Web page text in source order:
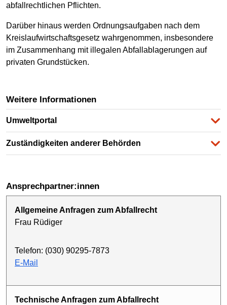
abfallrechtlichen Pflichten.
Darüber hinaus werden Ordnungsaufgaben nach dem
Kreislaufwirtschaftsgesetz wahrgenommen, insbesondere
im Zusammenhang mit illegalen Abfallablagerungen auf
privaten Grundstücken.
Weitere Informationen
Umweltportal
Zuständigkeiten anderer Behörden
Ansprechpartner:innen
Allgemeine Anfragen zum Abfallrecht
Frau Rüdiger
Telefon: (030) 90295-7873
E-Mail
Technische Anfragen zum Abfallrecht